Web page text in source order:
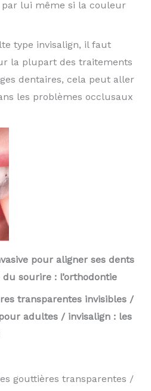
par lui même si la couleur
type invisalign, il faut
la plupart des traitements
dentaires, cela peut aller
les problèmes occlusaux
pour aligner ses dents
sourire : l’orthodontie
transparentes invisibles /
adultes / invisalign : les
gouttières transparentes /